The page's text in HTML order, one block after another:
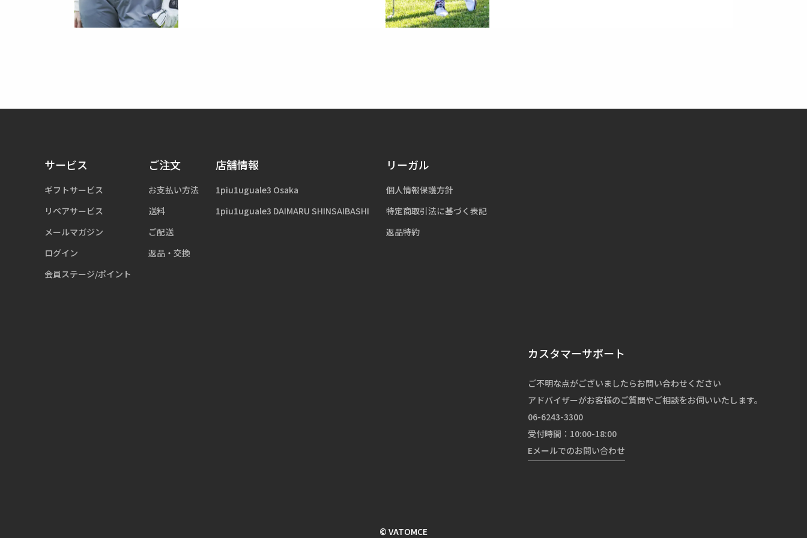
サービス
ギフトサービス
リペアサービス
メールマガジン
ログイン
会員ステージ/ポイント
ご注文
お支払い方法
送料
ご配送
返品・交換
店舗情報
1piu1uguale3 Osaka
1piu1uguale3 DAIMARU SHINSAIBASHI
リーガル
個人情報保護方針
特定商取引法に基づく表記
返品特約
カスタマーサポート
ご不明な点がございましたらお問い合わせください
アドバイザーがお客様のご質問やご相談をお伺いいたします。
06-6243-3300
受付時間：10:00-18:00
Eメールでのお問い合わせ
© VATOMCE